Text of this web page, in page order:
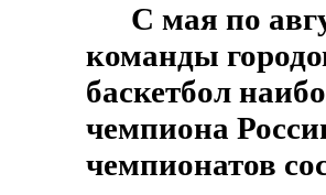
С мая по
команды
баскетбол
чемпиона
чемпионатов